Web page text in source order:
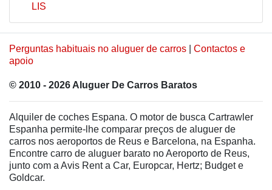
LIS
Perguntas habituais no aluguer de carros
Contactos e
apoio
© 2010 - 2026 Aluguer De Carros Baratos
Alquiler de coches Espana. O motor de busca Cartrawler
Espanha permite-lhe comparar preços de aluguer de
carros nos aeroportos de Reus e Barcelona, na Espanha.
Encontre carro de aluguer barato no Aeroporto de Reus,
junto com a Avis Rent a Car, Europcar, Hertz; Budget e
Goldcar.